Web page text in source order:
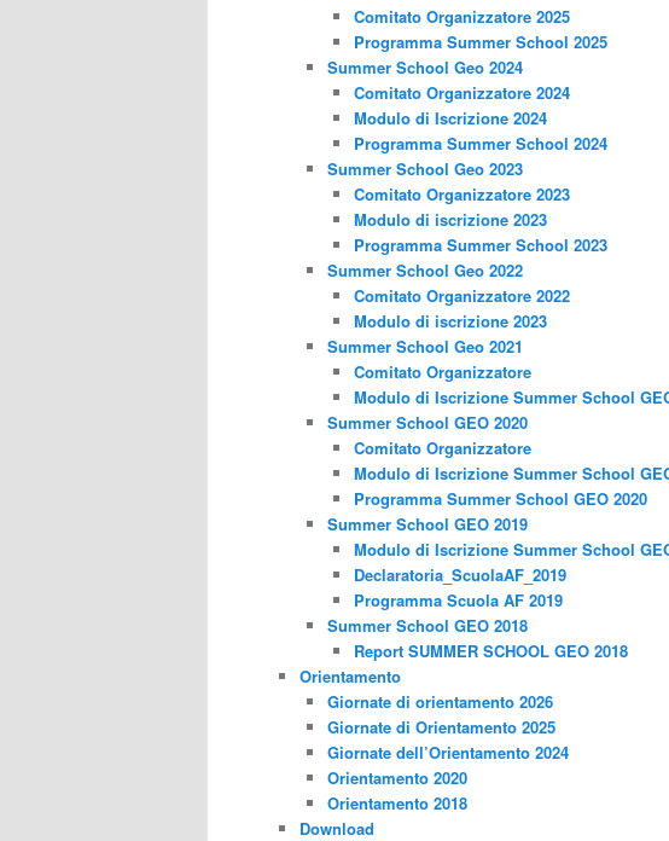
Comitato Organizzatore 2025
Programma Summer School 2025
Summer School Geo 2024
Comitato Organizzatore 2024
Modulo di Iscrizione 2024
Programma Summer School 2024
Summer School Geo 2023
Comitato Organizzatore 2023
Modulo di iscrizione 2023
Programma Summer School 2023
Summer School Geo 2022
Comitato Organizzatore 2022
Modulo di iscrizione 2023
Summer School Geo 2021
Comitato Organizzatore
Modulo di Iscrizione Summer School
Summer School GEO 2020
Comitato Organizzatore
Modulo di Iscrizione Summer School
Programma Summer School GEO 2020
Summer School GEO 2019
Modulo di Iscrizione Summer School
Declaratoria_ScuolaAF_2019
Programma Scuola AF 2019
Summer School GEO 2018
Report SUMMER SCHOOL GEO 2018
Orientamento
Giornate di orientamento 2026
Giornate di Orientamento 2025
Giornate dell’Orientamento 2024
Orientamento 2020
Orientamento 2018
Download